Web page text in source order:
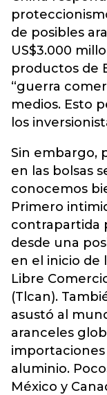
de posibles
US$3.000
productos de
“guerra
medios. Esto
los
Sin embargo,
en las bolsas
conocemos
Primero
contrapartida
desde una
en el inicio de
Libre
(Tlcan).
asustó al
aranceles
importaciones
aluminio.
México y